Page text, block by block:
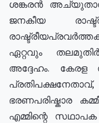
ശങ്കരൻ
ജനകീയ
ഏറ്റവും
അദ്ദേഹം. കേരള
ഭരണപരിഷ്കാര
എമ്മിന്റെ